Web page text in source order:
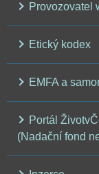
Provozovatel
Etický kodex
EMFA a
Portál
(Nadační fond